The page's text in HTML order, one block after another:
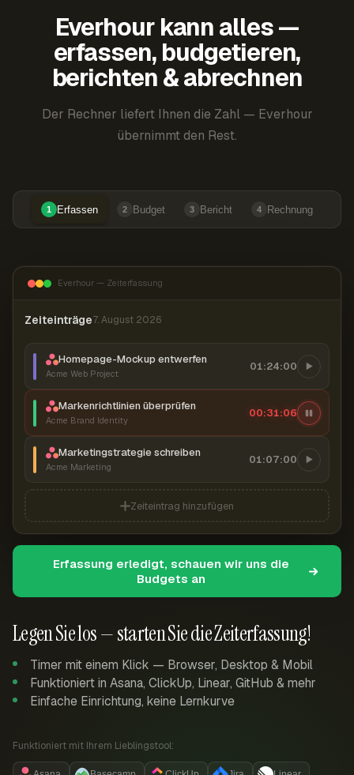
Everhour kann alles —
erfassen, budgetieren,
berichten & abrechnen
Der Rechner liefert Ihnen die Zahl — Everhour
übernimmt den Rest.
1 Erfassen 2 Budget 3 Bericht 4 Rechnung
Legen Sie los — starten Sie die Zeiterfassung!
Timer mit einem Klick — Browser, Desktop & Mobil
Funktioniert in Asana, ClickUp, Linear, GitHub & mehr
Einfache Einrichtung, keine Lernkurve
Funktioniert mit Ihrem Lieblingstool:
Everhour — Zeiterfassung
Zeiteinträge7. August 2026
Homepage-Mockup entwerfen
Acme Web Project
01:24:00
Markenrichtlinien überprüfen
Acme Brand Identity
00:31:07
Marketingstrategie schreiben
Acme Marketing
01:07:00
Zeiteintrag hinzufügen
Erfassung erledigt, schauen wir uns die
Budgets an